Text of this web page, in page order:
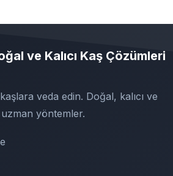
ve Kalıcı Kaş Çözümleri
veda edin. Doğal, kalıcı ve
yöntemler.